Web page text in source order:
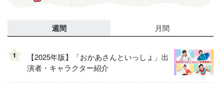
週間 月間
1
【2025年版】「おかあさんといっしょ」出
演者・キャラクター紹介